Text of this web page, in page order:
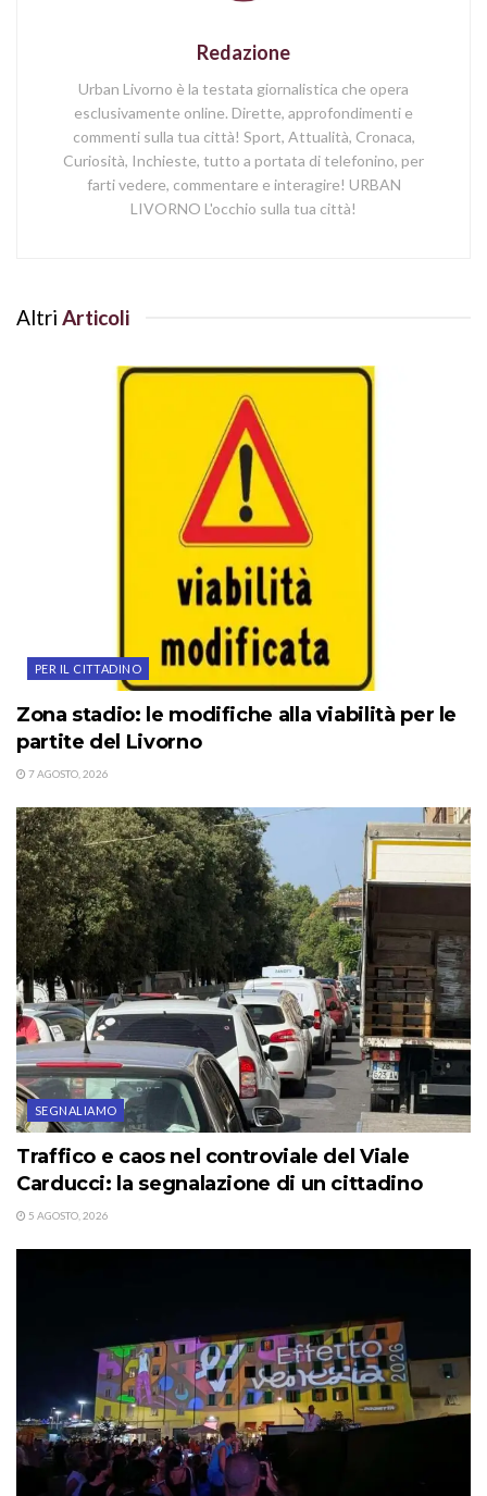
Redazione
Urban Livorno è la testata giornalistica che opera
esclusivamente online. Dirette, approfondimenti e
commenti sulla tua città! Sport, Attualità, Cronaca,
Curiosità, Inchieste, tutto a portata di telefonino, per
farti vedere, commentare e interagire! URBAN
LIVORNO L'occhio sulla tua città!
Altri Articoli
PER IL CITTADINO
Zona stadio: le modifiche alla viabilità per le
partite del Livorno
7 AGOSTO, 2026
SEGNALIAMO
Traffico e caos nel controviale del Viale
Carducci: la segnalazione di un cittadino
5 AGOSTO, 2026